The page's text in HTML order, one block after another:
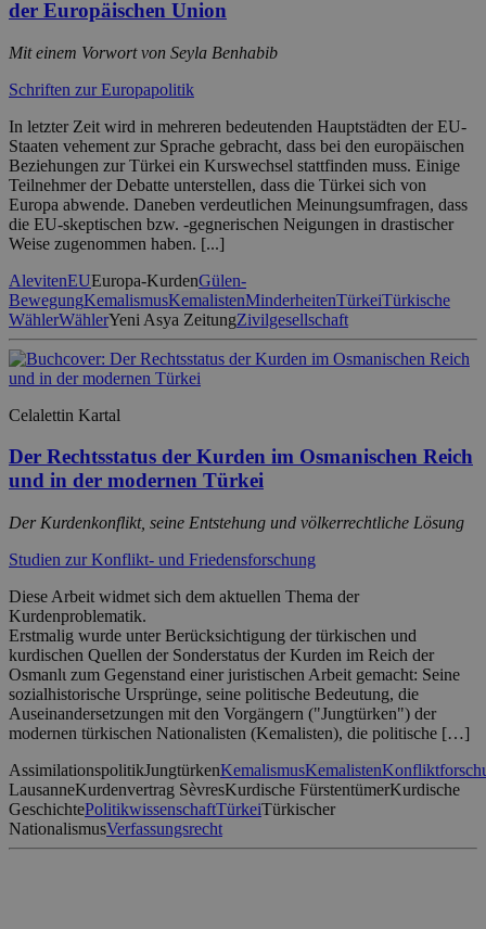
der Europäischen Union
Mit einem Vorwort von Seyla Benhabib
Schriften zur Europapolitik
In letzter Zeit wird in mehreren bedeutenden Hauptstädten der EU-
Staaten vehement zur Sprache gebracht, dass bei den europäischen
Beziehungen zur Türkei ein Kurswechsel stattfinden muss. Einige
Teilnehmer der Debatte unterstellen, dass die Türkei sich von
Europa abwende. Daneben verdeutlichen Meinungsumfragen, dass
die EU-skeptischen bzw. -gegnerischen Neigungen in drastischer
Weise zugenommen haben. [...]
AlevitenEUEuropa-KurdenGülen-
BewegungKemalismusKemalistenMinderheitenTürkeiTürkische
WählerWählerYeni Asya ZeitungZivilgesellschaft
Celalettin Kartal
Der Rechtsstatus der Kurden im Osmanischen Reich
und in der modernen Türkei
Der Kurdenkonflikt, seine Entstehung und völkerrechtliche Lösung
Studien zur Konflikt- und Friedensforschung
Diese Arbeit widmet sich dem aktuellen Thema der
Kurdenproblematik.
Erstmalig wurde unter Berücksichtigung der türkischen und
kurdischen Quellen der Sonderstatus der Kurden im Reich der
Osmanlι zum Gegenstand einer juristischen Arbeit gemacht: Seine
sozialhistorische Ursprünge, seine politische Bedeutung, die
Auseinandersetzungen mit den Vorgängern ("Jungtürken") der
modernen türkischen Nationalisten (Kemalisten), die politische […]
AssimilationspolitikJungtürkenKemalismusKemalisten
LausanneKurdenvertrag SèvresKurdische FürstentümerKurdische
GeschichtePolitikwissenschaftTürkeiTürkischer
NationalismusVerfassungsrecht